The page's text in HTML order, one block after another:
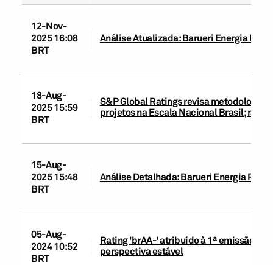
12-Nov-
2025 16:08
BRT
Análise Atualizada: Barueri Energia
18-Aug-
2025 15:59
BRT
S&P Global Ratings revisa
projetos na Escala Nacional Brasil;
15-Aug-
2025 15:48
BRT
Análise Detalhada: Barueri Energia
05-Aug-
2024 10:52
BRT
Rating 'brAA-' atribuído à 1ª emissão de
perspectiva estável